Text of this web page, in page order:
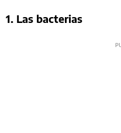
1. Las bacterias